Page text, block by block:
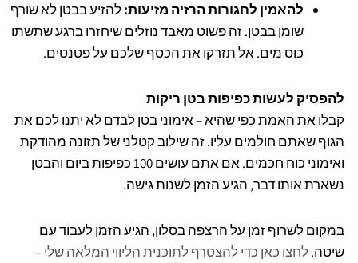
להאמין לחגורות הרזיה מזיעות:להזיע בבטן לא שורף
שומן בבטן. זה פשוט מאבד נוזלים שיחזרו ברגע שתשתו
כוס מים. אל תזרקו את הכסף שלכם על פטנטים.
להפסיק לעשות כפיפות בטן ריקות
קבלו את האמת כפי שהיא – אימוני בטן לבדם לא יתנו לכם את
הגוף שאתם חולמים עליו. זה שילוב קטלני של תזונה מהודקת
ואימוני כוח חכמים. אם אתם עושים 100 כפיפות ביום והבטן
נשארת אותו דבר, הגיע הזמן לשנות גישה.
במקום לשרוף זמן על הרצפה בסלון, הגיע הזמן לעבוד עם
שיטה. לחצו כאן כדי להצטרף לתוכנית הליווי המלאה שלי–